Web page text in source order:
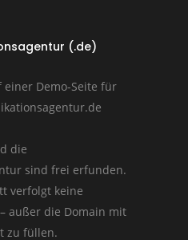
(.de)
einer Demo-Seite für
die
sind frei erfunden.
verfolgt keine
außer die Domain mit
zu füllen.